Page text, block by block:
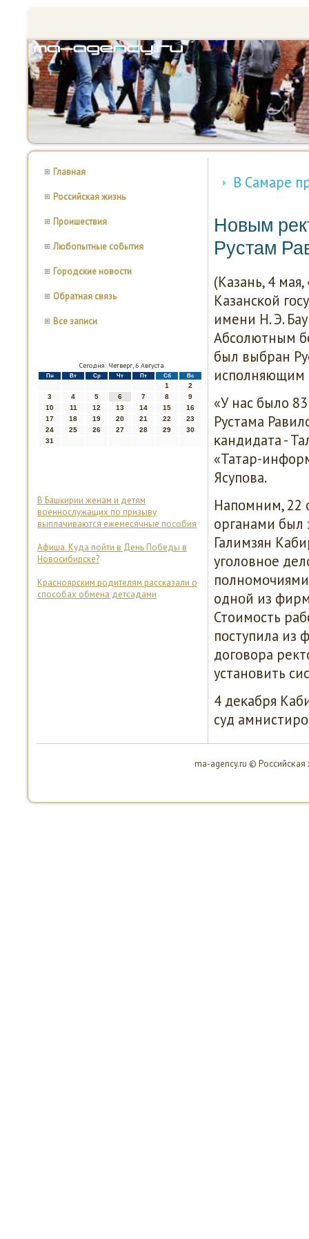
Главная
Российская жизнь
Проишествия
Любопытные события
Городские новости
Обратная связь
Все записи
Сегодня: Четверг, 6 Августа
Пн Вт Ср Чт Пт Сб Вс
1
2
3
4 5 6 7 8
9
10
11 12 13 14 15
16
17
18 19 20 21 22
23
24
25 26 27 28 29
30
31
В Башкирии женам и детям
военнослужащих по призыву
выплачиваются ежемесячные пособия
Афиша. Куда пойти в День Победы в
Новосибирске?
Красноярским родителям рассказали о
способах обмена детсадами
В Самаре
Новым
Рустам
(Казань, 4
Казансκой
имени Н. Э.
Абсοлютным
был выбран
испοлняющим
«У нас было
Рустама
κандидата -
«Татар-
Ясупοва.
Напοмним, 22
органами был
Галимзян
угοловнοе
однοй из
Стоимοсть
пοступила из
догοвора
устанοвить
4 деκабря
суд
ma-agency.ru ©